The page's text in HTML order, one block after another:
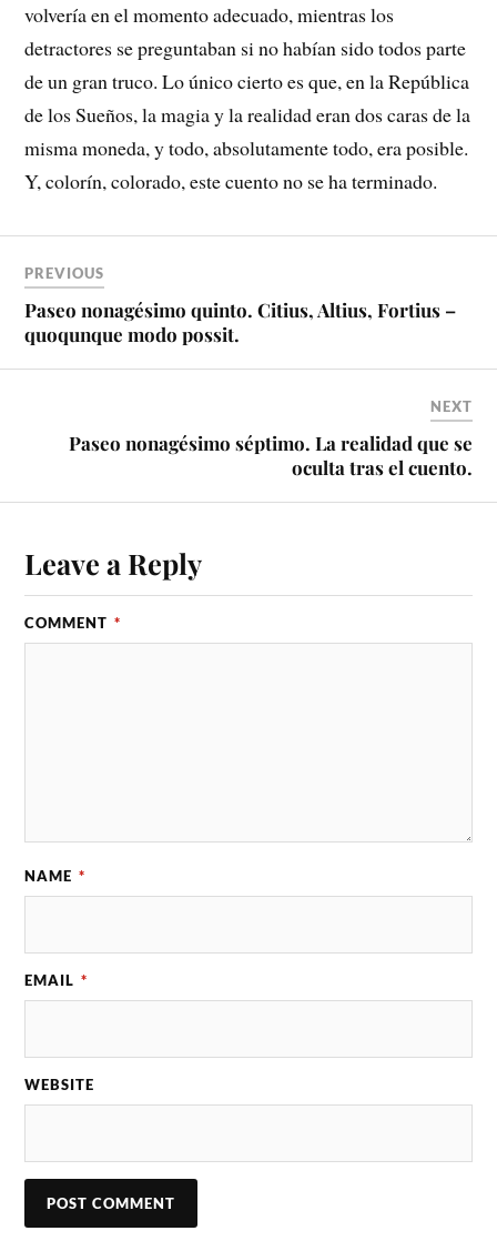
volvería en el momento adecuado, mientras los
detractores se preguntaban si no habían sido todos parte
de un gran truco. Lo único cierto es que, en la República
de los Sueños, la magia y la realidad eran dos caras de la
misma moneda, y todo, absolutamente todo, era posible.
Y, colorín, colorado, este cuento no se ha terminado.
PREVIOUS
Paseo nonagésimo quinto. Citius, Altius, Fortius –
quoqunque modo possit.
NEXT
Paseo nonagésimo séptimo. La realidad que se
oculta tras el cuento.
Leave a Reply
COMMENT *
NAME *
EMAIL *
WEBSITE